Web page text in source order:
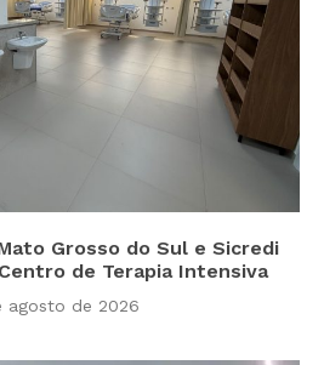
Grosso do Sul e Sicredi
de Terapia Intensiva
agosto de 2026